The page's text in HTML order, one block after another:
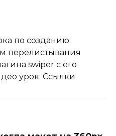
по созданию
перелистывания
swiper с его
урок: Ссылки